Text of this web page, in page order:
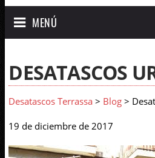
MENÚ
DESATASCOS
Desatascos Terrassa > Blog >
19 de diciembre de 2017